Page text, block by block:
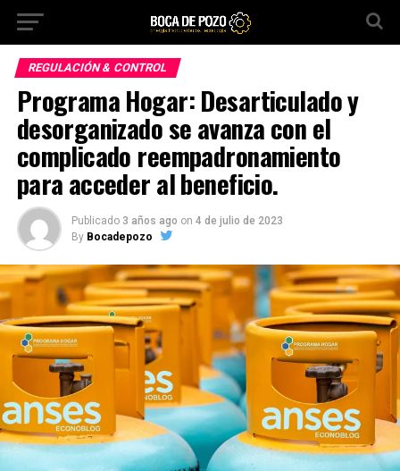
REGULACIÓN & CONTROL
Programa Hogar: Desarticulado y
desorganizado se avanza con el
complicado reempadronamiento
para acceder al beneficio.
Publicado 3 años ago on 4 de julio de 2023
By Bocadepozo